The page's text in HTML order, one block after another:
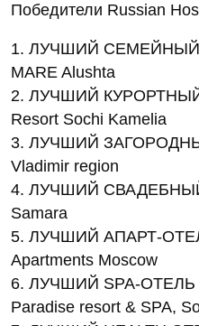
Победители Russian
1. ЛУЧШИЙ СЕМЕЙНЫЙ
MARE Alushta
2. ЛУЧШИЙ
Resort Sochi Kamelia
3. ЛУЧШИЙ
Vladimir region
4. ЛУЧШИЙ
Samara
5. ЛУЧШИЙ АПАРТ-
Apartments Moscow
6. ЛУЧШИЙ SPA-ОТЕЛЬ
Paradise resort & SPA,